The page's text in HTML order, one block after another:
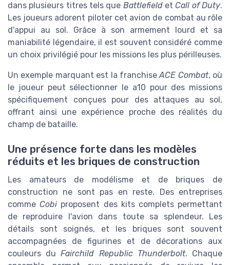
dans plusieurs titres tels que BattlefieldetCall of Duty.
Les joueurs adorent piloter cet avion de combat au rôle
d'appui au sol. Grâce à son armement lourd et sa
maniabilité légendaire, il est souvent considéré comme
un choix privilégié pour les missions les plus périlleuses.
Un exemple marquant est la franchiseACE Combat, où
le joueur peut sélectionner le a10 pour des missions
spécifiquement conçues pour des attaques au sol,
offrant ainsi une expérience proche des réalités du
champ de bataille.
Une présence forte dans les modèles
réduits et les briques de construction
Les amateurs de modélisme et de briques de
construction ne sont pas en reste. Des entreprises
commeCobi proposent des kits complets permettant
de reproduire l'avion dans toute sa splendeur. Les
détails sont soignés, et les briques sont souvent
accompagnées de figurines et de décorations aux
couleurs duFairchild Republic Thunderbolt. Chaque